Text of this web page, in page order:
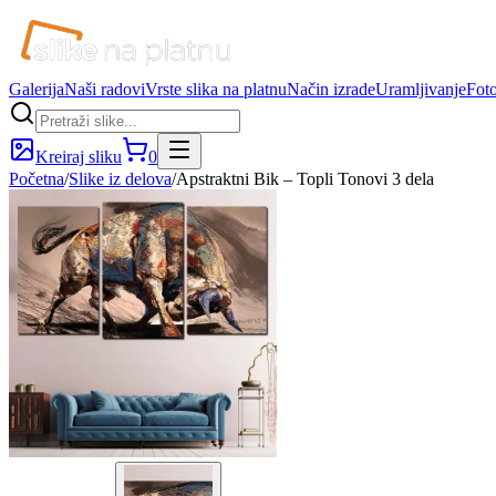
GalerijaNaši radoviVrste slika na platnuNačin izradeUramljivanje
Kreiraj sliku
0
Početna/Slike iz delova/Apstraktni Bik – Topli Tonovi 3 dela